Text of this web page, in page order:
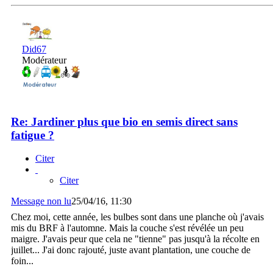
Did67
Modérateur
Re: Jardiner plus que bio en semis direct sans
fatigue ?
Citer
Citer
Message non lu25/04/16, 11:30
Chez moi, cette année, les bulbes sont dans une planche où j'avais
mis du BRF à l'automne. Mais la couche s'est révélée un peu
maigre. J'avais peur que cela ne "tienne" pas jusqu'à la récolte en
juillet... J'ai donc rajouté, juste avant plantation, une couche de
foin...